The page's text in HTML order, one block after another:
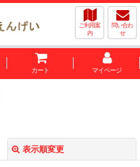
ご利用案
内
問い合わ
せ
カート マイページ
表示順変更